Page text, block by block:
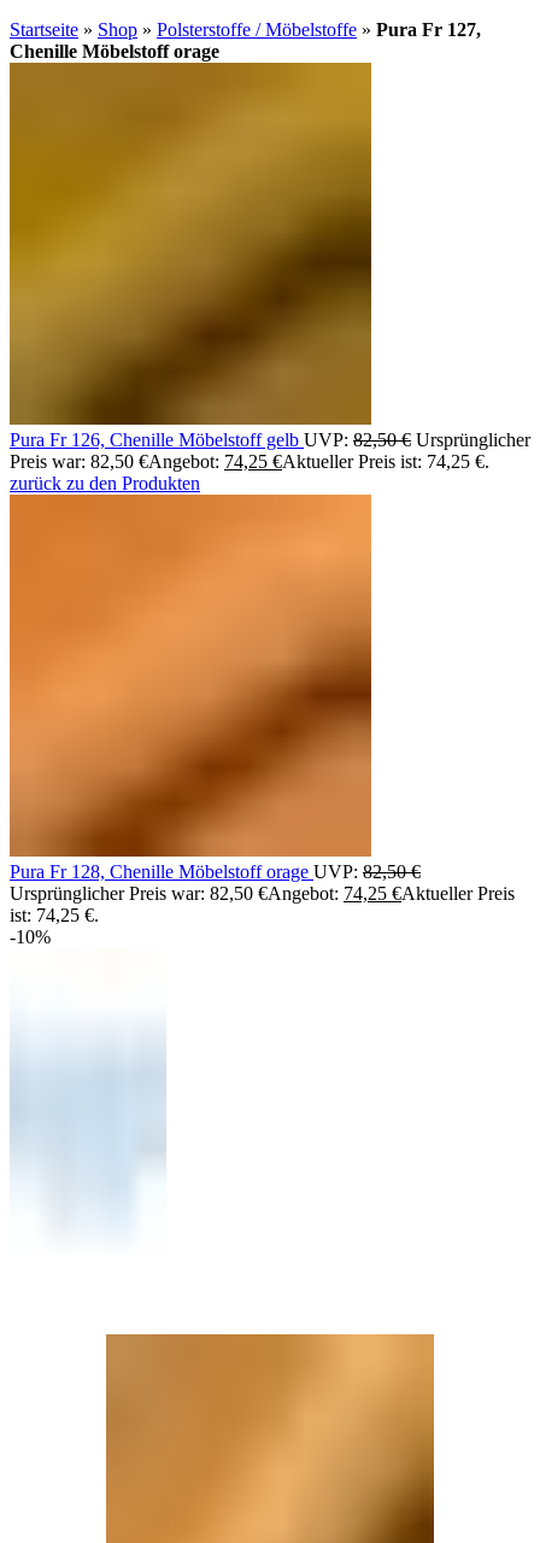
Startseite » Shop » Polsterstoffe / Möbelstoffe » Pura Fr 127,
Chenille Möbelstoff orage
Pura Fr 126, Chenille Möbelstoff gelb UVP: 82,50€ Ursprünglicher
Preis war: 82,50 €Angebot: 74,25 €Aktueller Preis ist: 74,25 €.
zurück zu den Produkten
Pura Fr 128, Chenille Möbelstoff orage UVP: 82,50€
Ursprünglicher Preis war: 82,50 €Angebot: 74,25 €Aktueller Preis
ist: 74,25 €.
-10%